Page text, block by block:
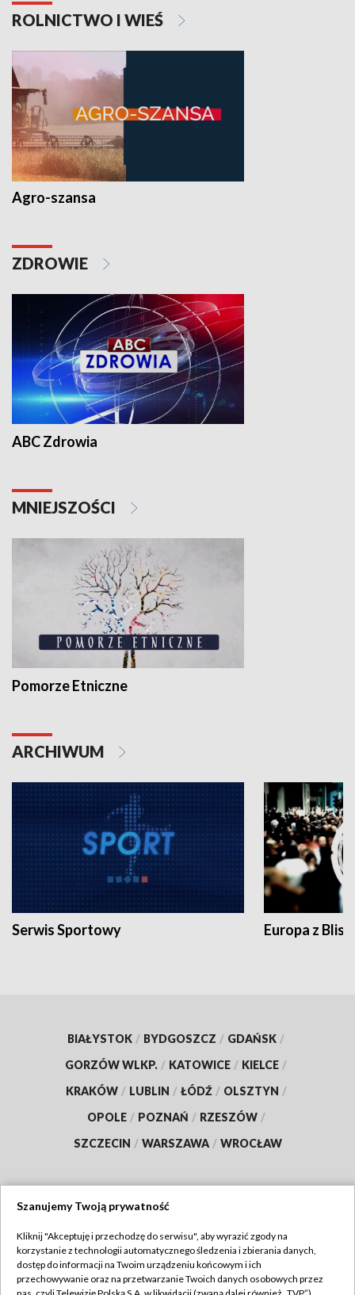
ROLNICTWO I WIEŚ
Agro-szansa
ZDROWIE
ABC Zdrowia
MNIEJSZOŚCI
Pomorze Etniczne
ARCHIWUM
Serwis Sportowy Europa z
BIAŁYSTOK / BYDGOSZCZ / GDAŃSK /
GORZÓW WLKP. / KATOWICE / KIELCE /
KRAKÓW / LUBLIN / ŁÓDŹ / OLSZTYN /
OPOLE / POZNAŃ / RZESZÓW /
SZCZECIN / WARSZAWA / WROCŁAW
TVP
Abonament TVP
Regulamin TVP
Szanujemy Twoją prywatność
Kliknij "Akceptuję i przechodzę do serwisu", aby wyrazić zgody na
korzystanie z technologii automatycznego śledzenia i zbierania danych,
dostęp do informacji na Twoim urządzeniu końcowym i ich
przechowywanie oraz na przetwarzanie Twoich danych osobowych przez